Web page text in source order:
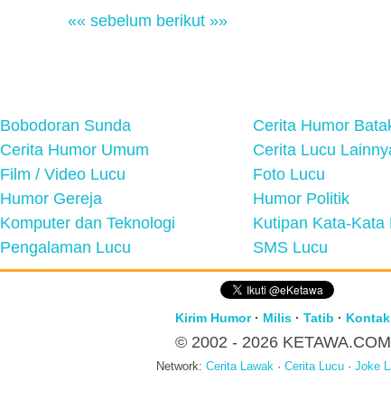
«« sebelum berikut »»
Bobodoran Sunda Cerita Humor
Cerita Humor Umum Cerita Lucu
Film / Video Lucu Foto Lucu
Humor Gereja Humor Politik
Komputer dan Teknologi Kutipan Kata-Kata
Pengalaman Lucu SMS Lucu
Kirim Humor· Milis · Tatib · Kontak
© 2002 - 2026 KETAWA.COM
Network: Cerita Lawak · Cerita Lucu · Joke